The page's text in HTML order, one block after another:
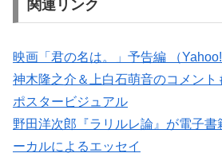
関連リンク
映画「君の名は。」予告編 （Yahoo!
神木隆之介＆上白石萌音のコメン
ポスタービジュアル
野田洋次郎『ラリルレ論』が電子
ーカルによるエッセイ